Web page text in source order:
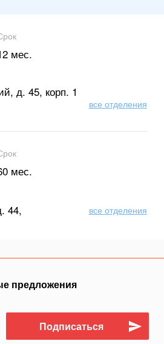
мес.
д. 45, корп. 1
все отделения
мес.
44, все отделения
предложения